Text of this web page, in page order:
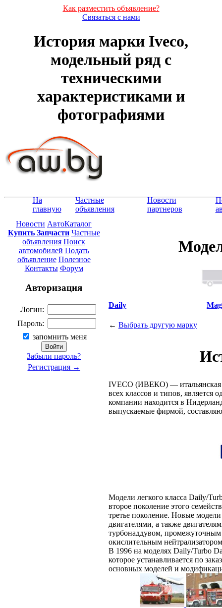
Как разместить объявление?
Связаться с нами
История марки Iveco,
модельный ряд с
техническими
характеристиками и
фотографиями
На
главную
Частные
объявления
Новости
партнеров
Новости АвтоКаталог
Купить Запчасти Частные
объявления Поиск
автомобилей Подать
объявление Полезное
Контакты Форум
Авторизация
Логин:
Пароль:
запомнить меня
Забыли пароль?
Регистрация →
Daily
← Выбрать другую марку
IVECO (ИВЕКО) — итальянская
всех классов и типов,
компании находится в
выпускаемые фирмой,
Модели легкого класса Daily/
второе поколение этого
третье поколение. Новые
двигателями, а также
турбонаддувом,
окислительным
В 1996 на моделях Daily/Turbo
которое устанавливается по
основных моделей и